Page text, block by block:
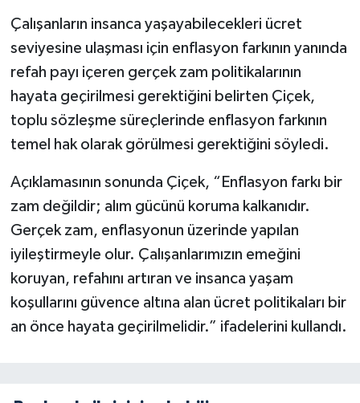
Çalışanların insanca yaşayabilecekleri ücret
seviyesine ulaşması için enflasyon farkının yanında
refah payı içeren gerçek zam politikalarının
hayata geçirilmesi gerektiğini belirten Çiçek,
toplu sözleşme süreçlerinde enflasyon farkının
temel hak olarak görülmesi gerektiğini söyledi.
Açıklamasının sonunda Çiçek, “Enflasyon farkı bir
zam değildir; alım gücünü koruma kalkanıdır.
Gerçek zam, enflasyonun üzerinde yapılan
iyileştirmeyle olur. Çalışanlarımızın emeğini
koruyan, refahını artıran ve insanca yaşam
koşullarını güvence altına alan ücret politikaları bir
an önce hayata geçirilmelidir.” ifadelerini kullandı.